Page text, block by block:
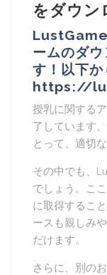
をダウン
ームのダ
す！以下
https://
授乳に関する
了しています
とって、適切
その中でも、
でしょう。こ
に取得するこ
ースも親しみ
だけます。
さらに、別の